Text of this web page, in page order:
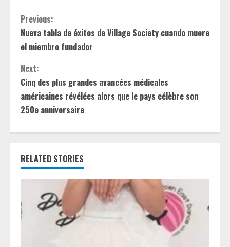
C
o
n
t
i
n
u
e
e
Previous:
Nueva tabla de éxitos de Village Society cuando muere
el miembro fundador
Next:
Cinq des plus grandes avancées médicales
américaines révélées alors que le pays célèbre son
250e anniversaire
RELATED STORIES